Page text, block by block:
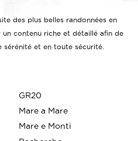
des plus belles randonnées en
un contenu riche et détaillé afin de
sérénité et en toute sécurité.
GR20
Mare a Mare
Mare e Monti